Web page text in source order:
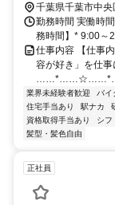
千葉県千葉市中央
勤務時間 実働時
務時間】* 9:00～
仕事内容 【
容が好き」を仕事
業界未経験者歓迎 バイ
住宅手当あり
駅ナカ
資格取得手当あり
シフ
髪型・髪色自由
正社員